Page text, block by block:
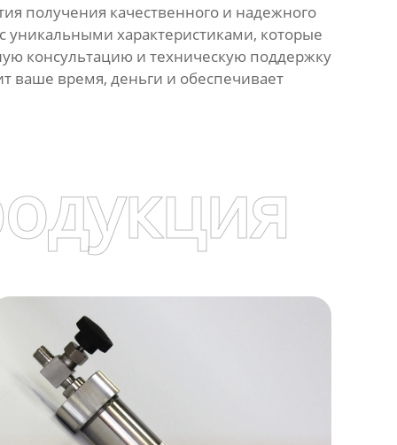
получения качественного и надежного
уникальными характеристиками, которые
консультацию и техническую поддержку
ваше время, деньги и обеспечивает